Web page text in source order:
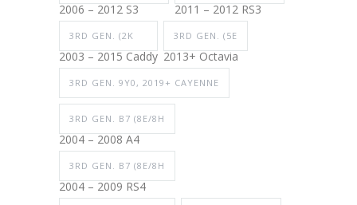
2006 – 2012 S3 2011 – 2012 RS3
3RD GEN. (2K
2003 – 2015 Caddy
3RD GEN. (5E
2013+ Octavia
3RD GEN. 9Y0, 2019+ CAYENNE
3RD GEN. B7 (8E/8H
2004 – 2008 A4
3RD GEN. B7 (8E/8H
2004 – 2009 RS4